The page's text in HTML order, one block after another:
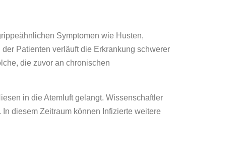
Symptomen wie Husten,
Patienten verläuft die Erkrankung schwerer
die zuvor an chronischen
in die Atemluft gelangt. Wissenschaftler
diesem Zeitraum können Infizierte weitere